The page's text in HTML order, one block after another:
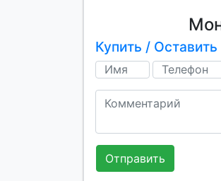
Купить / Оставить
Отправить